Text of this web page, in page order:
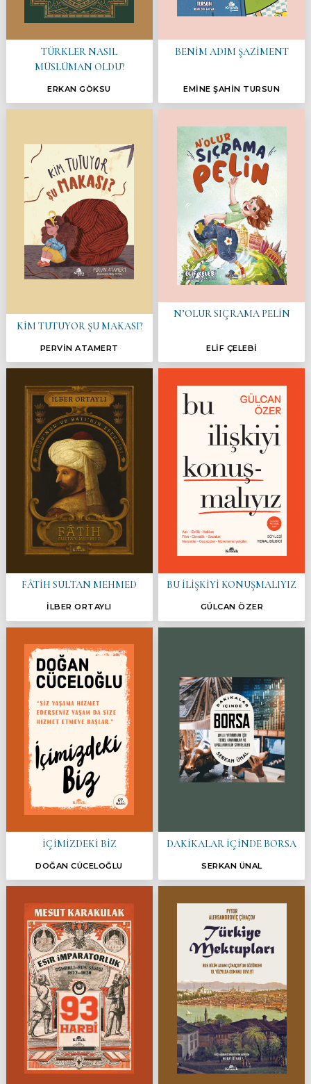
TÜRKLER NASIL
MÜSLÜMAN OLDU?
ERKAN GÖKSU
BENİM ADIM ŞAZİMENT
EMİNE ŞAHİN TURSUN
KİM TUTUYOR ŞU MAKASI?
PERVİN ATAMERT
N’OLUR SIÇRAMA PELİN
ELİF ÇELEBİ
FÂTİH SULTAN MEHMED
İLBER ORTAYLI
BU İLİŞKİYİ KONUŞMALIYIZ
GÜLCAN ÖZER
İÇİMİZDEKİ BİZ
DOĞAN CÜCELOĞLU
DAKİKALAR İÇİNDE BORSA
SERKAN ÜNAL